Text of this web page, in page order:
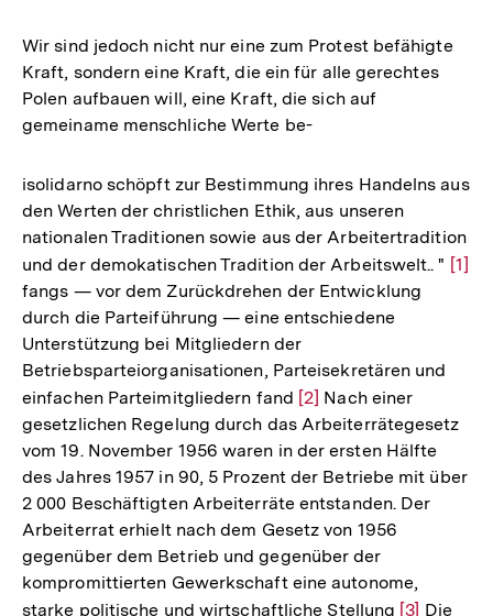
Wir sind jedoch nicht nur eine zum Protest befähigte
Kraft, sondern eine Kraft, die ein für alle gerechtes
Polen aufbauen will, eine Kraft, die sich auf
gemeiname menschliche Werte be-
isolidarno schöpft zur Bestimmung ihres Handelns aus
den Werten der christlichen Ethik, aus unseren
nationalen Traditionen sowie aus der Arbeitertradition
und der demokatischen Tradition der Arbeitswelt.. " Zur
[1]
fangs — vor dem Zurückdrehen der Entwicklung
durch die Parteiführung — eine entschiedene
Unterstützung bei Mitgliedern der
Betriebsparteiorganisationen, Parteisekretären und
einfachen Parteimitgliedern fand Zur
Auflösung
der
Fußnote
[2] Nach einer
gesetzlichen Regelung durch das Arbeiterrätegesetz
vom 19. November 1956 waren in der ersten Hälfte
des Jahres 1957 in 90, 5 Prozent der Betriebe mit über
2 000 Beschäftigten Arbeiterräte entstanden. Der
Arbeiterrat erhielt nach dem Gesetz von 1956
gegenüber dem Betrieb und gegenüber der
kompromittierten Gewerkschaft eine autonome,
starke politische und wirtschaftliche Stellung Zur
[3] Die